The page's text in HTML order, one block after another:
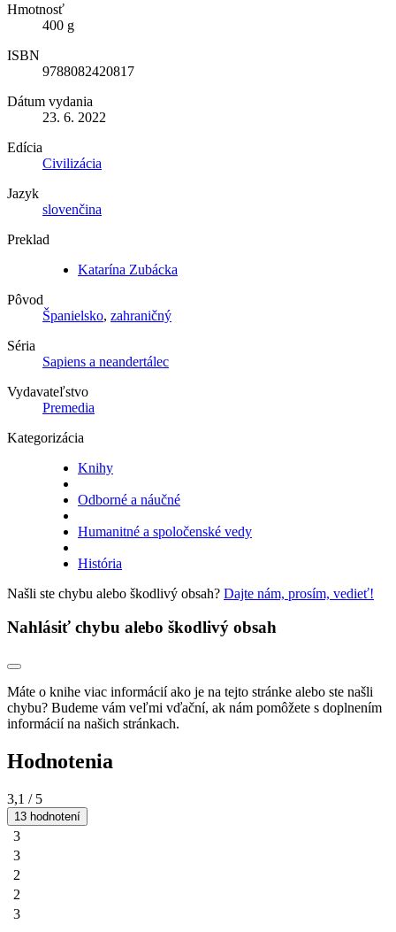
Hmotnosť
400 g
ISBN
9788082420817
Dátum vydania
23. 6. 2022
Edícia
Civilizácia
Jazyk
slovenčina
Preklad
Katarína Zubácka
Pôvod
Španielsko, zahraničný
Séria
Sapiens a neandertálec
Vydavateľstvo
Premedia
Kategorizácia
Knihy
Odborné a náučné
Humanitné a spoločenské vedy
História
Našli ste chybu alebo škodlivý obsah? Dajte nám, prosím, vedieť!
Nahlásiť chybu alebo škodlivý obsah
Máte o knihe viac informácií ako je na tejto stránke alebo ste našli
chybu? Budeme vám veľmi vďační, ak nám pomôžete s doplnením
informácií na našich stránkach.
Hodnotenia
3,1 / 5
13 hodnotení
3
3
2
2
3